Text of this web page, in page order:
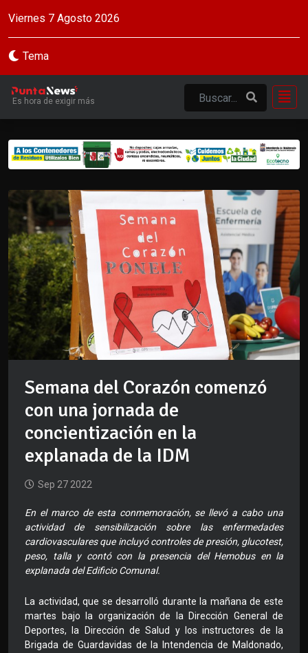
Viernes 7 Agosto 2026
Tema
Es hora de exigir más
Semana del Corazón comenzó
con una jornada de
concientización en la
explanada de la IDM
Sep 27 2022
En el marco de esta conmemoración, se llevó a cabo una
actividad de sensibilización sobre las enfermedades
cardiovasculares que incluyó controles de presión, glucotest,
peso, talla y contó con la presencia del Hemobus en la
explanada del Edificio Comunal.
La actividad, que se desarrolló durante la mañana de este
martes bajo la organización de la Dirección General de
Deportes, la Dirección de Salud y los instructores de la
Brigada de Guardavidas de la Intendencia de Maldonado,